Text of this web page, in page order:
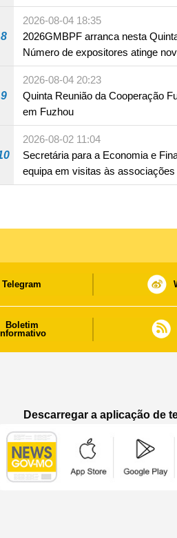
8
2026-08-04 18:35
2026GMBPF arranca nesta
Número de expositores atinge
18 anos
9
2026-08-04 20:23
Quinta Reunião da Cooperação
em Fuzhou
2026-08-02 11:04
Secretária para a Economia e
equipa em visitas às
consolidar consensos e
Telegram
Boletim
Descarregar a aplicação de